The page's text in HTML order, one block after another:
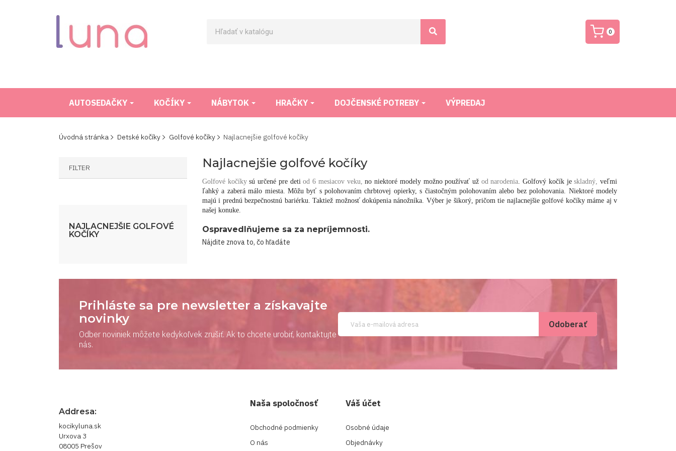
0
AUTOSEDAČKY KOČÍKY NÁBYTOK HRAČKY DOJČENSKÉ POTREBY VÝPREDAJ
Úvodná stránka Detské kočíky Golfové kočíky Najlacnejšie golfové kočíky
FILTER
NAJLACNEJŠIE GOLFOVÉ
KOČÍKY
Najlacnejšie golfové kočíky
Golfové kočíkysú určené pre detiod 6 mesiacov veku,no niektoré modely možno používať už od narodenia. Golfový kočík jeskladný,veľmi
ľahký a zaberá málo miesta. Môžu byť s polohovaním chrbtovej opierky, s čiastočným polohovaním alebo bez polohovania. Niektoré modely
majú i prednú bezpečnostnú bariérku. Taktiež možnosť dokúpenia nánožníka. Výber je šikorý, pričom tie najlacnejšie golfové kočíky máme aj v
našej konuke.
Ospravedlňujeme sa za nepríjemnosti.
Nájdite znova to, čo hľadáte
Prihláste sa pre newsletter a získavajte
novinky
Odber noviniek môžete kedykoľvek zrušiť. Ak to chcete urobiť, kontaktujte
nás.
Addresa:
kocikyluna.sk
Urxova 3
08005 Prešov
Naša spoločnosť
Obchodné podmienky
O nás
Váš účet
Osobné údaje
Objednávky